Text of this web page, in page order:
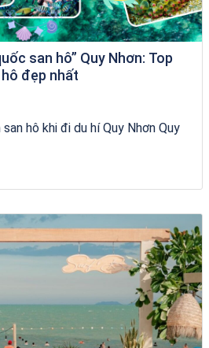
san hô” Quy Nhơn: Top
đẹp nhất
hô khi đi du hí Quy Nhơn Quy
Quy Nhơn